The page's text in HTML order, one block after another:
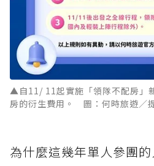
▲自11/ 11起實施「領隊不配房」
房的衍生費用。 圖：何時旅遊／
為什麼這幾年單人參團的